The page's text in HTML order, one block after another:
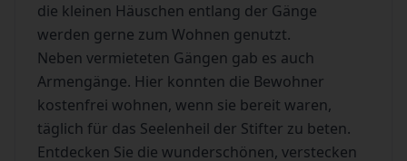
die kleinen Häuschen entlang der Gänge
werden gerne zum Wohnen genutzt.
Neben vermieteten Gängen gab es auch
Armengänge. Hier konnten die Bewohner
kostenfrei wohnen, wenn sie bereit waren,
täglich für das Seelenheil der Stifter zu beten.
Entdecken Sie die wunderschönen, verstecken